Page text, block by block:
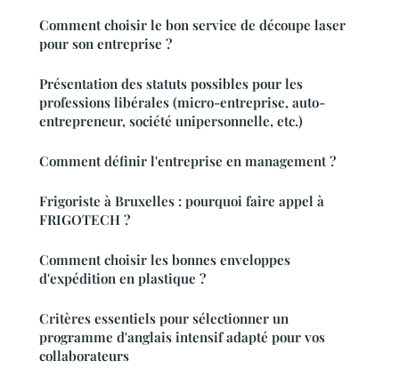
Comment choisir le bon service de découpe laser
pour son entreprise ?
Présentation des statuts possibles pour les
professions libérales (micro-entreprise, auto-
entrepreneur, société unipersonnelle, etc.)
Comment définir l'entreprise en management ?
Frigoriste à Bruxelles : pourquoi faire appel à
FRIGOTECH ?
Comment choisir les bonnes enveloppes
d'expédition en plastique ?
Critères essentiels pour sélectionner un
programme d'anglais intensif adapté pour vos
collaborateurs